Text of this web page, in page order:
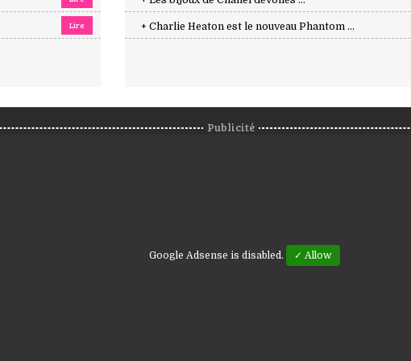
Lire + Charlie Heaton est le nouveau Phantom ...
Publicité
Google Adsense is disabled. ✓ Allow